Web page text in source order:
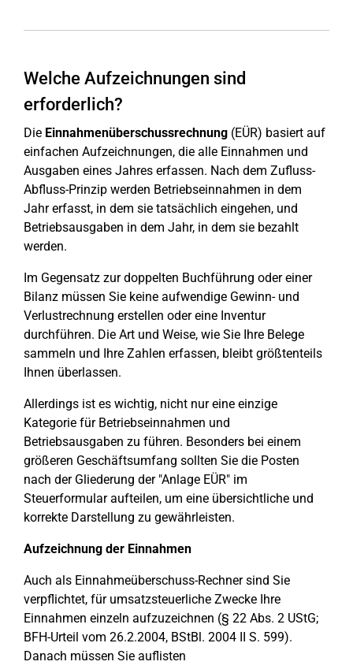
Welche Aufzeichnungen sind
erforderlich?
Die Einnahmenüberschussrechnung (EÜR) basiert auf
einfachen Aufzeichnungen, die alle Einnahmen und
Ausgaben eines Jahres erfassen. Nach dem Zufluss-
Abfluss-Prinzip werden Betriebseinnahmen in dem
Jahr erfasst, in dem sie tatsächlich eingehen, und
Betriebsausgaben in dem Jahr, in dem sie bezahlt
werden.
Im Gegensatz zur doppelten Buchführung oder einer
Bilanz müssen Sie keine aufwendige Gewinn- und
Verlustrechnung erstellen oder eine Inventur
durchführen. Die Art und Weise, wie Sie Ihre Belege
sammeln und Ihre Zahlen erfassen, bleibt größtenteils
Ihnen überlassen.
Allerdings ist es wichtig, nicht nur eine einzige
Kategorie für Betriebseinnahmen und
Betriebsausgaben zu führen. Besonders bei einem
größeren Geschäftsumfang sollten Sie die Posten
nach der Gliederung der "Anlage EÜR" im
Steuerformular aufteilen, um eine übersichtliche und
korrekte Darstellung zu gewährleisten.
Aufzeichnung der Einnahmen
Auch als Einnahmeüberschuss-Rechner sind Sie
verpflichtet, für umsatzsteuerliche Zwecke Ihre
Einnahmen einzeln aufzuzeichnen (§ 22 Abs. 2 UStG;
BFH-Urteil vom 26.2.2004, BStBl. 2004 II S. 599).
Danach müssen Sie auflisten